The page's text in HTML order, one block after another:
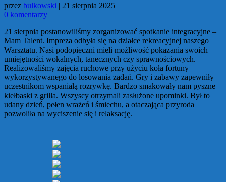
przez bulkowski | 21 sierpnia 2025
0 komentarzy
21 sierpnia postanowiliśmy zorganizować spotkanie integracyjne –
Mam Talent. Impreza odbyła się na działce rekreacyjnej naszego
Warsztatu. Nasi podopieczni mieli możliwość pokazania swoich
umiejętności wokalnych, tanecznych czy sprawnościowych.
Realizowaliśmy zajęcia ruchowe przy użyciu koła fortuny
wykorzystywanego do losowania zadań. Gry i zabawy zapewniły
uczestnikom wspaniałą rozrywkę. Bardzo smakowały nam pyszne
kiełbaski z grilla. Wszyscy otrzymali zasłużone upominki. Był to
udany dzień, pełen wrażeń i śmiechu, a otaczająca przyroda
pozwoliła na wyciszenie się i relaksację.